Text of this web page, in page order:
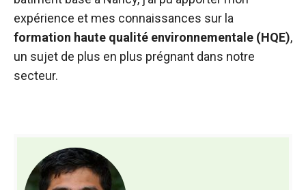
expérience et mes connaissances sur la
formation haute qualité environnementale (HQE),
un sujet de plus en plus prégnant dans notre
secteur.